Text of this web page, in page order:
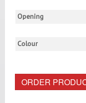
Opening
Colour
ORDER